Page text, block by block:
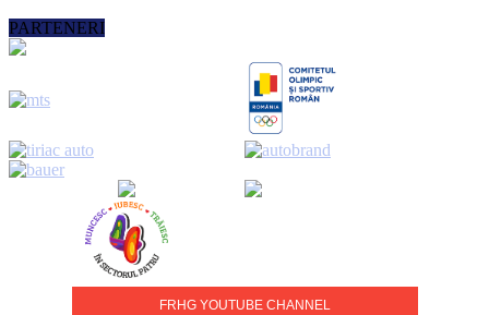
PARTENERI
FRHG YOUTUBE CHANNEL